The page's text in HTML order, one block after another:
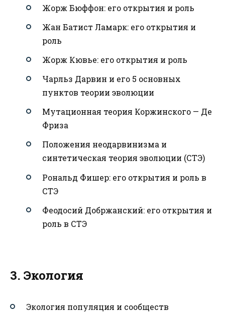
Жорж Бюффон: его открытия и роль
Жан Батист Ламарк: его открытия и
роль
Жорж Кювье: его открытия и роль
Чарльз Дарвин и его 5 основных
пунктов теории эволюции
Мутационная теория Коржинского — Де
Фриза
Положения неодарвинизма и
синтетическая теория эволюции (СТЭ)
Рональд Фишер: его открытия и роль в
СТЭ
Феодосий Добржанский: его открытия и
роль в СТЭ
3. Экология
Экология популяция и сообществ